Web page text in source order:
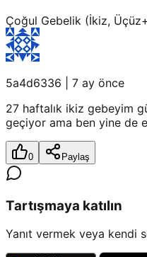
Çoğul Gebelik (İkiz,
5a4d6336
7 ay önce
27 haftalık ikiz gebeyim
geçiyor ama ben yine de
0 Paylaş
Tartışmaya katılın
Yanıt vermek veya kendi